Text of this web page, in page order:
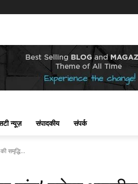
न्यूज़ संपादकीय संपर्क
समृद्धि...